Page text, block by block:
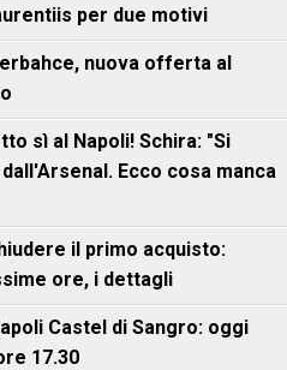
per due motivi
nuova offerta al
sì al Napoli! Schira: "Si
Ecco cosa manca
il primo acquisto:
ore, i dettagli
Castel di Sangro: oggi
17.30